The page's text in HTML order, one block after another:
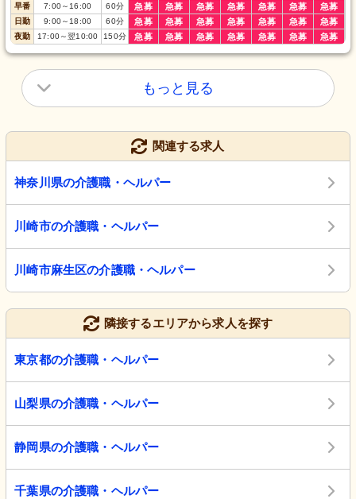
早番
7:00～ 16:00 60分 急募 急募 急募 急募 急募 急募 急募
日勤 9:00～ 18:00 60分 急募 急募 急募 急募 急募 急募 急募
夜勤 17:00～翌10:00 150分 急募 急募 急募 急募 急募 急募 急募
もっと見る
関連する求人
神奈川県の介護職・ヘルパー
川崎市の介護職・ヘルパー
川崎市麻生区の介護職・ヘルパー
隣接するエリアから求人を探す
東京都の介護職・ヘルパー
山梨県の介護職・ヘルパー
静岡県の介護職・ヘルパー
千葉県の介護職・ヘルパー